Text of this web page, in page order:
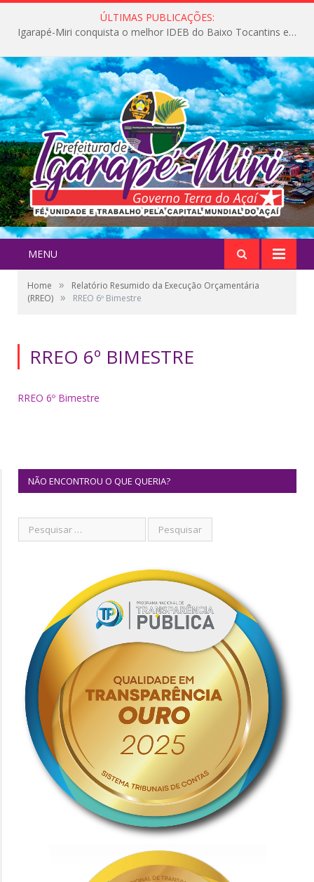
ÚLTIMAS PUBLICAÇÕES:
Igarapé-Miri conquista o melhor IDEB do Baixo Tocantins e avança na qualidade da educação pública
MENU
Home »
Relatório Resumido da Execução Orçamentária
(RREO) » RREO 6º Bimestre
RREO 6º BIMESTRE
RREO 6º Bimestre
NÃO ENCONTROU O QUE QUERIA?